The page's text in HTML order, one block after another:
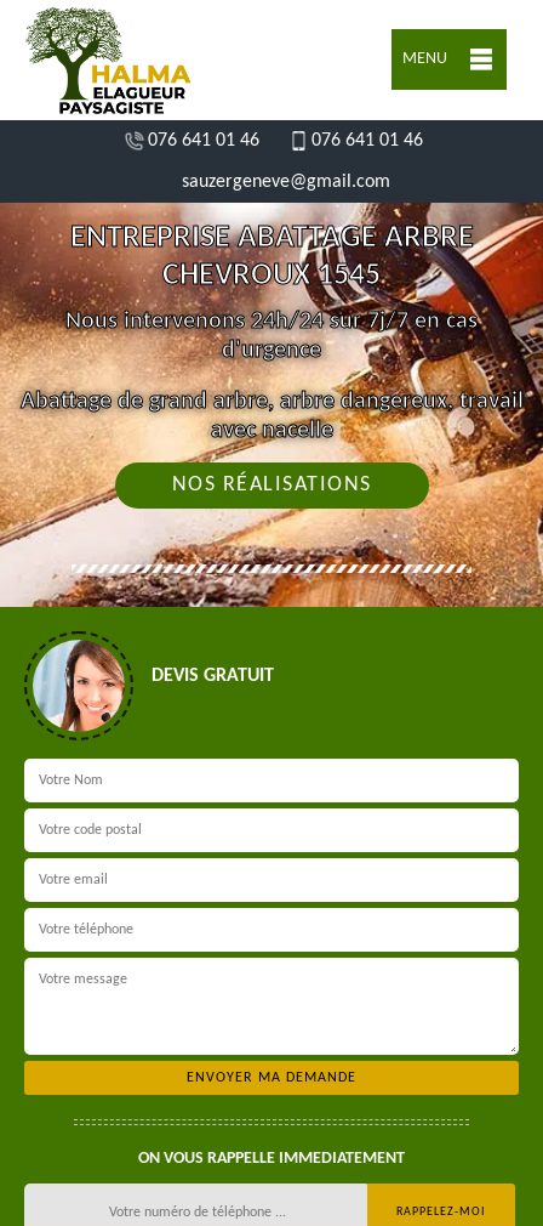
MENU
076 641 01 46 076 641 01 46
sauzergeneve@gmail.com
ENTREPRISE ABATTAGE ARBRE
CHEVROUX 1545
Nous intervenons 24h/24 sur 7j/7 en cas
d'urgence
Abattage de grand arbre, arbre dangereux, travail
avec nacelle
NOS RÉALISATIONS
DEVIS GRATUIT
ON VOUS RAPPELLE IMMEDIATEMENT